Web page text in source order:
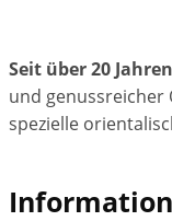
Seit über 20 Jahren
und
spezielle